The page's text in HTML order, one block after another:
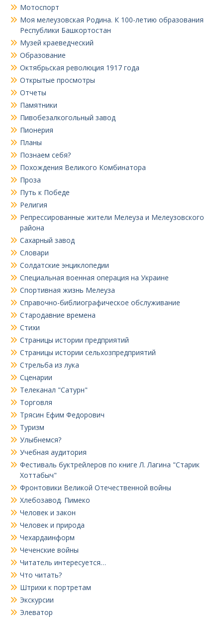
Мотоспорт
Моя мелеузовская Родина. К 100-летию образования
Республики Башкортостан
Музей краеведческий
Образование
Октябрьская революция 1917 года
Открытые просмотры
Отчеты
Памятники
Пивобезалкогольный завод
Пионерия
Планы
Познаем себя?
Похождения Великого Комбинатора
Проза
Путь к Победе
Религия
Репрессированные жители Мелеуза и Мелеузовского
района
Сахарный завод
Словари
Солдатские энциклопедии
Специальная военная операция на Украине
Спортивная жизнь Мелеуза
Справочно-библиографическое обслуживание
Стародавние времена
Стихи
Страницы истории предприятий
Страницы истории сельхозпредприятий
Стрельба из лука
Сценарии
Телеканал "Сатурн"
Торговля
Трясин Ефим Федорович
Туризм
Улыбнемся?
Учебная аудитория
Фестиваль буктрейлеров по книге Л. Лагина "Старик
Хоттабыч"
Фронтовики Великой Отечественной войны
Хлебозавод. Пимеко
Человек и закон
Человек и природа
Чехардаинформ
Чеченские войны
Читатель интересуется…
Что читать?
Штрихи к портретам
Экскурсии
Элеватор